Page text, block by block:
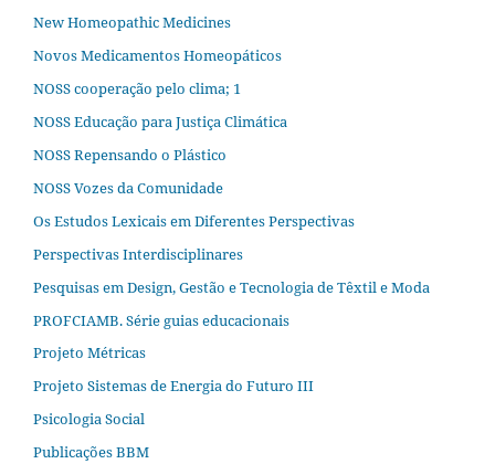
New Homeopathic Medicines
Novos Medicamentos Homeopáticos
NOSS cooperação pelo clima; 1
NOSS Educação para Justiça Climática
NOSS Repensando o Plástico
NOSS Vozes da Comunidade
Os Estudos Lexicais em Diferentes Perspectivas
Perspectivas Interdisciplinares
Pesquisas em Design, Gestão e Tecnologia de Têxtil e Moda
PROFCIAMB. Série guias educacionais
Projeto Métricas
Projeto Sistemas de Energia do Futuro III
Psicologia Social
Publicações BBM